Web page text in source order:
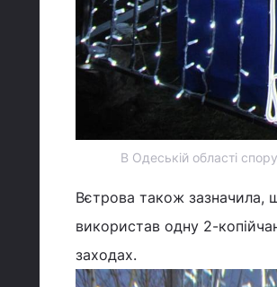
В Одеській області
Вєтрова також зазначила,
використав одну 2-
заходах.